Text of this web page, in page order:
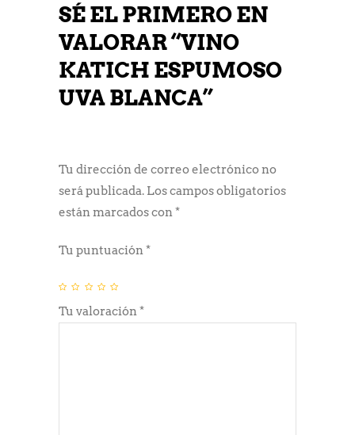
SÉ EL PRIMERO EN
VALORAR “VINO
KATICH ESPUMOSO
UVA BLANCA”
Tu dirección de correo electrónico no
será publicada. Los campos obligatorios
están marcados con*
Tu puntuación*
Tu valoración*